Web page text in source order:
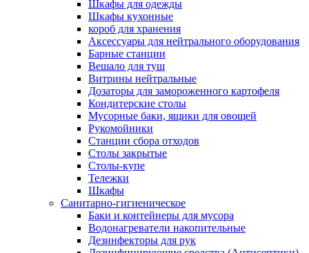
Шкафы для одежды
Шкафы кухонные
короб для хранения
Аксессуары для нейтрального оборудования
Барные станции
Вешало для туш
Витрины нейтральные
Дозаторы для замороженного картофеля
Кондитерские столы
Мусорные баки, ящики для овощей
Рукомойники
Станции сбора отходов
Столы закрытые
Столы-купе
Тележки
Шкафы
Санитарно-гигиеническое
Баки и контейнеры для мусора
Водонагреватели накопительные
Дезинфекторы для рук